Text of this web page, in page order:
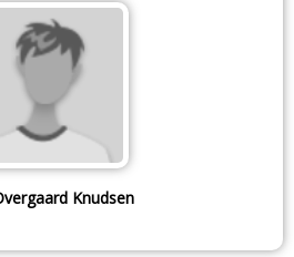
Knudsen